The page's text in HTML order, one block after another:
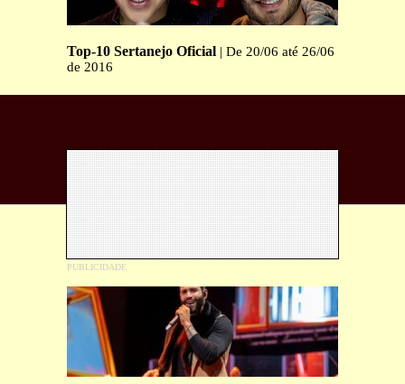
Top-10 Sertanejo Oficial | De 20/06 até 26/06
de 2016